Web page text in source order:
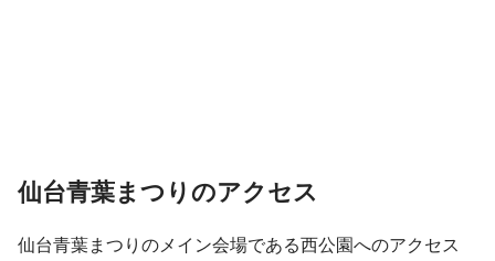
仙台青葉まつりのアクセス
仙台青葉まつりのメイン会場である西公園へのアクセス